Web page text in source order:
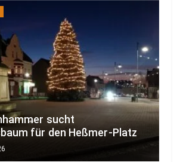
sucht
für den Heßmer-Platz